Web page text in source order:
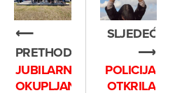
⟵
PRETHODNO
JUBILARNO
OKUPLJANJE
SLJEDEĆE
⟶
POLICIJA
OTKRILA